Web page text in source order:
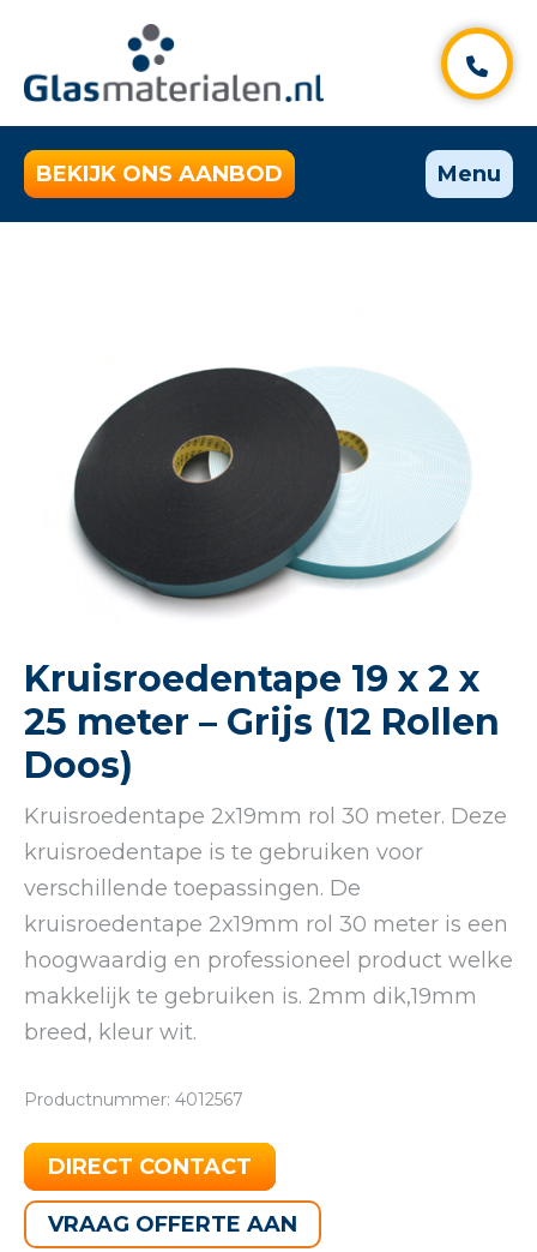
BEKIJK ONS AANBOD Menu
Kruisroedentape 19 x 2 x
25 meter – Grijs (12 Rollen
Doos)
Kruisroedentape 2x19mm rol 30 meter. Deze
kruisroedentape is te gebruiken voor
verschillende toepassingen. De
kruisroedentape 2x19mm rol 30 meter is een
hoogwaardig en professioneel product welke
makkelijk te gebruiken is. 2mm dik,19mm
breed, kleur wit.
Productnummer: 4012567
DIRECT CONTACT
VRAAG OFFERTE AAN